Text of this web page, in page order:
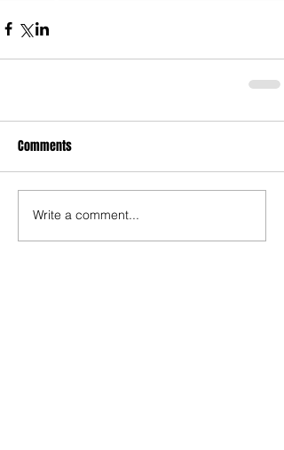
Comments
Write a comment...